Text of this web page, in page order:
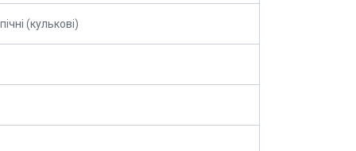
(кулькові)